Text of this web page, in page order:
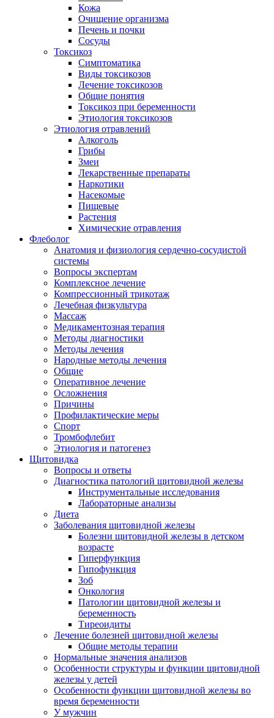
Кожа
Очищение организма
Печень и почки
Сосуды
Токсикоз
Cимптоматика
Виды токсикозов
Лечение токсикозов
Общие понятия
Токсикоз при беременности
Этиология токсикозов
Этиология отравлений
Алкоголь
Грибы
Змеи
Лекарственные препараты
Наркотики
Насекомые
Пищевые
Растения
Химические отравления
Флеболог
Анатомия и физиология сердечно-сосудистой
системы
Вопросы экспертам
Комплексное лечение
Компрессионный трикотаж
Лечебная физкультура
Массаж
Медикаментозная терапия
Методы диагностики
Методы лечения
Народные методы лечения
Общие
Оперативное лечение
Осложнения
Причины
Профилактические меры
Спорт
Тромбофлебит
Этиология и патогенез
Щитовидка
Вопросы и ответы
Диагностика патологий щитовидной железы
Инструментальные исследования
Лабораторные анализы
Диета
Заболевания щитовидной железы
Болезни щитовидной железы в детском
возрасте
Гиперфункция
Гипофункция
Зоб
Онкология
Патологии щитовидной железы и
беременность
Тиреоидиты
Лечение болезней щитовидной железы
Общие методы терапии
Нормальные значения анализов
Особенности структуры и функции щитовидной
железы у детей
Особенности функции щитовидной железы во
время беременности
У мужчин